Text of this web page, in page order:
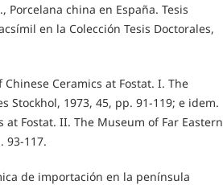
Porcelana china en España. Tesis
en la Colección Tesis Doctorales,
Chinese Ceramics at Fostat. I. The
Stockhol, 1973, 45, pp. 91-119; e idem.
at Fostat. II. The Museum of Far Eastern
93-117.
de importación en la península